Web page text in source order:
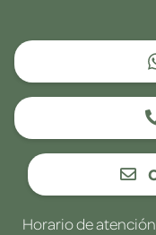
Horario de